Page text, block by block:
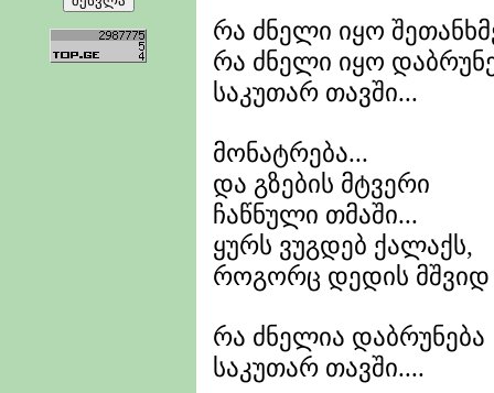
რა ძნელი იყო
რა ძნელი იყო
საკუთარ თავში...
მონატრება...
და გზების მტვერი
ჩაწნული თმაში...
ყურს ვუგდებ ქალაქს,
როგორც დედის მშვიდ
რა ძნელია დაბრუნება
საკუთარ თავში....